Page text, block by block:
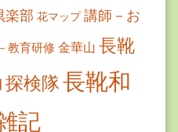
楽部 花マップ 講師－お
教育研修 金華山 長靴
検隊長靴和
記